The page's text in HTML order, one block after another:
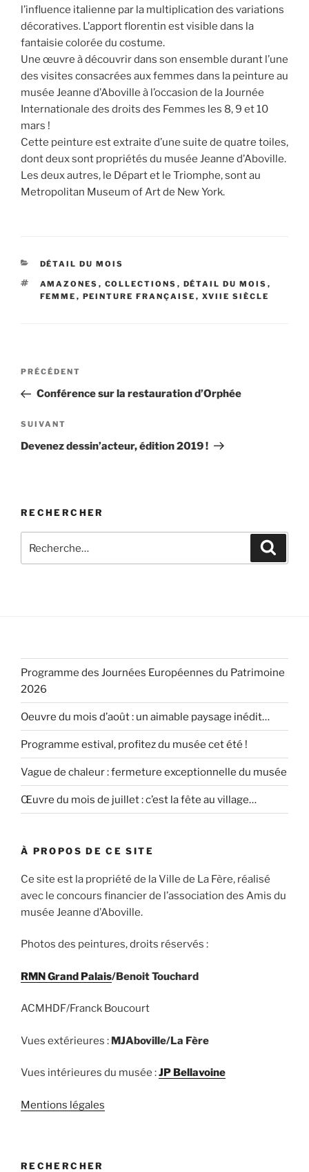
l’influence italienne par la multiplication des variations
décoratives. L’apport florentin est visible dans la
fantaisie colorée du costume.
Une œuvre à découvrir dans son ensemble durant l’une
des visites consacrées aux femmes dans la peinture au
musée Jeanne d’Aboville à l’occasion de la Journée
Internationale des droits des Femmes les 8, 9 et 10
mars !
Cette peinture est extraite d’une suite de quatre toiles,
dont deux sont propriétés du musée Jeanne d’Aboville.
Les deux autres, le Départ et le Triomphe, sont au
Metropolitan Museum of Art de New York.
CATÉGORIES
DÉTAIL DU MOIS
ÉTIQUETTES
AMAZONES , COLLECTIONS , DÉTAIL DU MOIS ,
FEMME , PEINTURE FRANÇAISE , XVIIE SIÈCLE
Navigation
l’article
Article
précédent
PRÉCÉDENT
Conférence sur la restauration d’Orphée
Article
suivant
SUIVANT
Devenez dessin’acteur, édition 2019 !
RECHERCHER
pour
Programme des Journées Européennes du Patrimoine
2026
Oeuvre du mois d’août : un aimable paysage inédit…
Programme estival, profitez du musée cet été !
Vague de chaleur : fermeture exceptionnelle du musée
Œuvre du mois de juillet : c’est la fête au village…
À PROPOS DE CE SITE
Ce site est la propriété de la Ville de La Fère, réalisé
avec le concours financier de l’association des Amis du
musée Jeanne d’Aboville.
Photos des peintures, droits réservés :
RMN Grand Palais/Benoit Touchard
ACMHDF/Franck Boucourt
Vues extérieures : MJAboville/La Fère
Vues intérieures du musée :JP Bellavoine
Mentions légales
RECHERCHER